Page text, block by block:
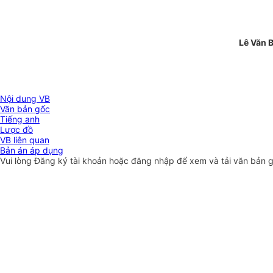
Lê Văn
Nội dung VB
Văn bản gốc
Tiếng anh
Lược đồ
VB liên quan
Bản án áp dụng
Vui lòngĐăng ký tài khoản hoặc đăng nhập để xem và tải văn bản